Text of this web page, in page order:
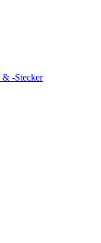
& -Stecker